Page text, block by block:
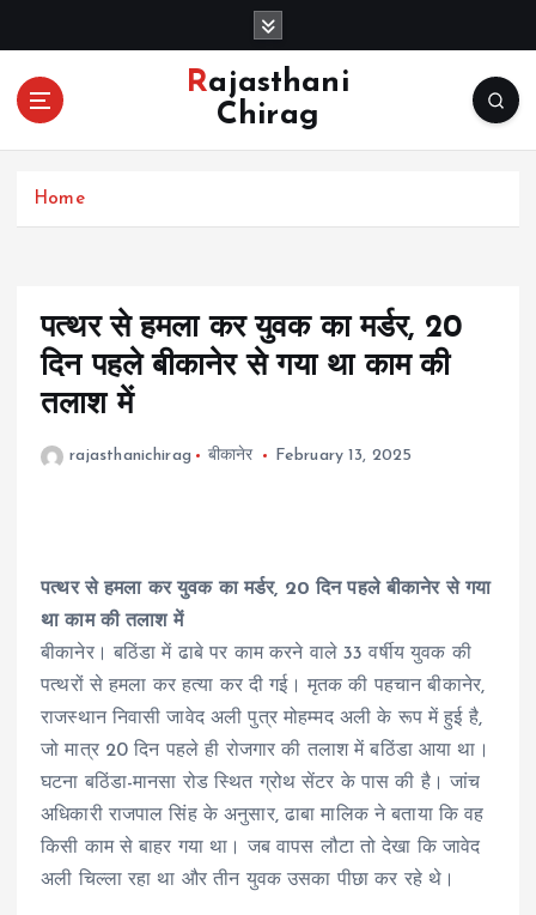
o
Rajasthani
Chirag
Home
पत्थर से हमला कर युवक का मर्डर, 20
दिन पहले बीकानेर से गया था काम की
तलाश में
rajasthanichirag बीकानेर February 13, 2025
पत्थर से हमला कर युवक का मर्डर, 20 दिन पहले बीकानेर से गया
था काम की तलाश में
बीकानेर। बठिंडा में ढाबे पर काम करने वाले 33 वर्षीय युवक की
पत्थरों से हमला कर हत्या कर दी गई। मृतक की पहचान बीकानेर,
राजस्थान निवासी जावेद अली पुत्र मोहम्मद अली के रूप में हुई है,
जो मात्र 20 दिन पहले ही रोजगार की तलाश में बठिंडा आया था।
घटना बठिंडा-मानसा रोड स्थित ग्रोथ सेंटर के पास की है। जांच
अधिकारी राजपाल सिंह के अनुसार, ढाबा मालिक ने बताया कि वह
किसी काम से बाहर गया था। जब वापस लौटा तो देखा कि जावेद
अली चिल्ला रहा था और तीन युवक उसका पीछा कर रहे थे।